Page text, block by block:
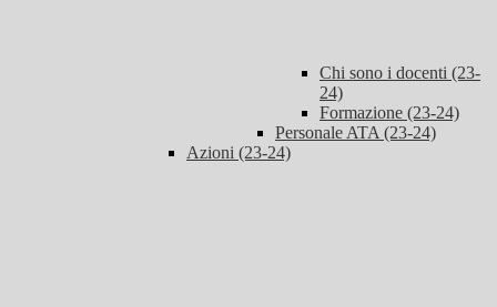
Chi sono i docenti (23-
24)
Formazione (23-24)
Personale ATA (23-24)
Azioni (23-24)